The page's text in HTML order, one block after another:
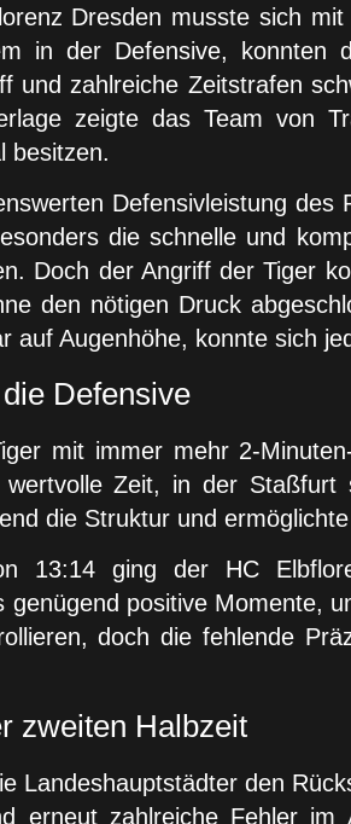
Dresden musste sich
in der Defensive, konnten
und zahlreiche Zeitstrafen
zeigte das Team von
besitzen.
Defensivleistung
die schnelle und
Doch der Angriff der Tiger
den nötigen Druck
auf Augenhöhe, konnte sich
Defensive
mit immer mehr 2-
Zeit, in der
die Struktur und
13:14 ging der HC
positive Momente,
doch die fehlende
zweiten Halbzeit
Landeshauptstädter den
erneut zahlreiche Fehler